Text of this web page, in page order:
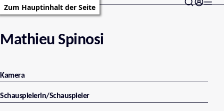
Zum Hauptinhalt der Seite
Mathieu Spinosi
Kamera
Schauspielerin/Schauspieler